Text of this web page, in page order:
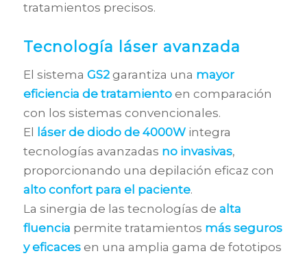
tratamientos precisos.
Tecnología láser avanzada
El sistema GS2garantiza una mayor
eficiencia de tratamientoen comparación
con los sistemas convencionales.
El láser de diodo de 4000Wintegra
tecnologías avanzadas no invasivas,
proporcionando una depilación eficaz con
alto confort para el paciente.
La sinergia de las tecnologías de alta
fluencia permite tratamientos más seguros
y eficacesen una amplia gama de fototipos